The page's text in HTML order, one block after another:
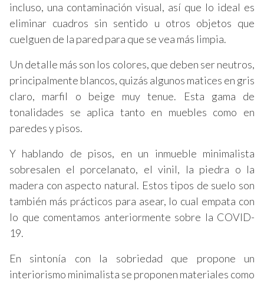
incluso, una contaminación visual, así que lo ideal es
eliminar cuadros sin sentido u otros objetos que
cuelguen de la pared para que se vea más limpia.
Un detalle más son los colores, que deben ser neutros,
principalmente blancos, quizás algunos matices en gris
claro, marfil o beige muy tenue. Esta gama de
tonalidades se aplica tanto en muebles como en
paredes y pisos.
Y hablando de pisos, en un inmueble minimalista
sobresalen el porcelanato, el vinil, la piedra o la
madera con aspecto natural. Estos tipos de suelo son
también más prácticos para asear, lo cual empata con
lo que comentamos anteriormente sobre la COVID-
19.
En sintonía con la sobriedad que propone un
interiorismo minimalista se proponen materiales como